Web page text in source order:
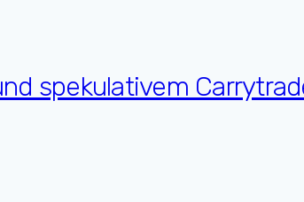
spekulativem